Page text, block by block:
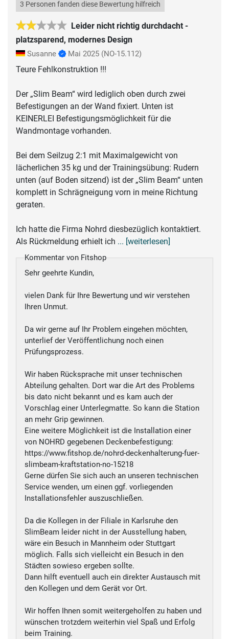
Leider nicht richtig durchdacht -
platzsparend, modernes Design
3 Personen fanden diese Bewertung hilfreich
Susanne Mai 2025 (NO-15.112)
Teure Fehlkonstruktion !!!
Der „Slim Beam“ wird lediglich oben durch zwei
Befestigungen an der Wand fixiert. Unten ist
KEINERLEI Befestigungsmöglichkeit für die
Wandmontage vorhanden.
Bei dem Seilzug 2:1 mit Maximalgewicht von
lächerlichen 35 kg und der Trainingsübung: Rudern
unten (auf Boden sitzend) ist der „Slim Beam“ unten
komplett in Schrägneigung vorn in meine Richtung
geraten.
Ich hatte die Firma Nohrd diesbezüglich kontaktiert.
Als Rückmeldung erhielt ich ... [weiterlesen]
Kommentar von Fitshop
Sehr geehrte Kundin,
vielen Dank für Ihre Bewertung und wir verstehen
Ihren Unmut.
Da wir gerne auf Ihr Problem eingehen möchten,
unterlief der Veröffentlichung noch einen
Prüfungsprozess.
Wir haben Rücksprache mit unser technischen
Abteilung gehalten. Dort war die Art des Problems
bis dato nicht bekannt und es kam auch der
Vorschlag einer Unterlegmatte. So kann die Station
an mehr Grip gewinnen.
Eine weitere Möglichkeit ist die Installation einer
von NOHRD gegebenen Deckenbefestigung:
https://www.fitshop.de/nohrd-deckenhalterung-fuer-
slimbeam-kraftstation-no-15218
Gerne dürfen Sie sich auch an unseren technischen
Service wenden, um einen ggf. vorliegenden
Installationsfehler auszuschließen.
Da die Kollegen in der Filiale in Karlsruhe den
SlimBeam leider nicht in der Ausstellung haben,
wäre ein Besuch in Mannheim oder Stuttgart
möglich. Falls sich vielleicht ein Besuch in den
Städten sowieso ergeben sollte.
Dann hilft eventuell auch ein direkter Austausch mit
den Kollegen und dem Gerät vor Ort.
Wir hoffen Ihnen somit weitergeholfen zu haben und
wünschen trotzdem weiterhin viel Spaß und Erfolg
beim Training.